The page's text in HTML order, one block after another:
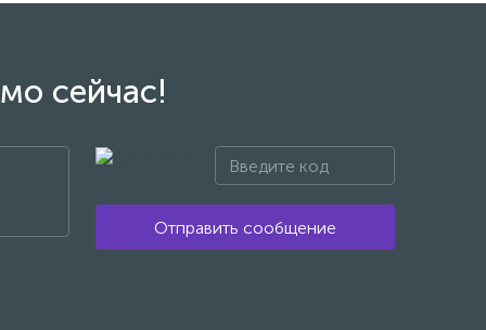
сейчас!
Отправить сообщение